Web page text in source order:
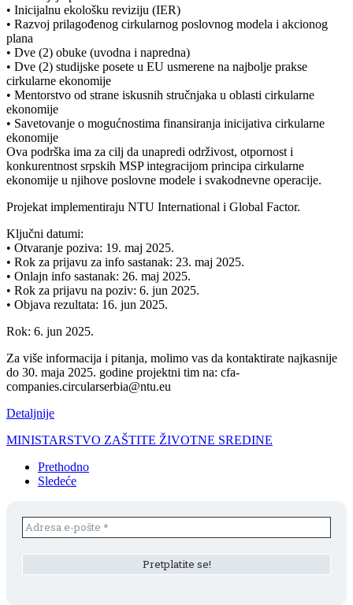
• Inicijalnu ekološku reviziju (IER)
• Razvoj prilagođenog cirkularnog poslovnog modela i akcionog
plana
• Dve (2) obuke (uvodna i napredna)
• Dve (2) studijske posete u EU usmerene na najbolje prakse
cirkularne ekonomije
• Mentorstvo od strane iskusnih stručnjaka u oblasti cirkularne
ekonomije
• Savetovanje o mogućnostima finansiranja inicijativa cirkularne
ekonomije
Ova podrška ima za cilj da unapredi održivost, otpornost i
konkurentnost srpskih MSP integracijom principa cirkularne
ekonomije u njihove poslovne modele i svakodnevne operacije.
Projekat implementiraju NTU International i Global Factor.
Ključni datumi:
• Otvaranje poziva: 19. maj 2025.
• Rok za prijavu za info sastanak: 23. maj 2025.
• Onlajn info sastanak: 26. maj 2025.
• Rok za prijavu na poziv: 6. jun 2025.
• Objava rezultata: 16. jun 2025.
Rok: 6. jun 2025.
Za više informacija i pitanja, molimo vas da kontaktirate najkasnije
do 30. maja 2025. godine projektni tim na: cfa-
companies.circularserbia@ntu.eu
Detaljnije
MINISTARSTVO ZAŠTITE ŽIVOTNE SREDINE
Prethodno
Sledeće